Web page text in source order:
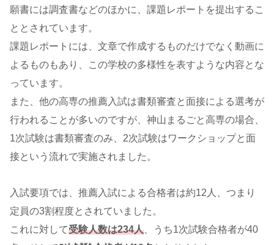
願書には調査書などのほかに、課題レポートを提出するこ
ととされています。
課題レポートには、文章で作成するものだけでなく動画に
よるものもあり、この学校の多様性を表すような内容とな
っています。
また、他の高専の推薦入試は書類審査と面接による選考が
行われることが多いのですが、神山まるごと高専の場合、
1次試験は書類審査のみ、2次試験はワークショップと面
接という流れで実施されました。
入試要項では、推薦入試による合格者は約12人、つまり
定員の3割程度とされていました。
これに対して受験人数は234人 、うち1次試験合格者が40